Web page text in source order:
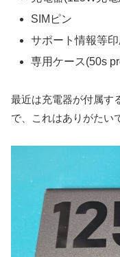
SIMピン
サポート情報等
専用ケース(50s
最近は充電器が付属す
で、これはありがたい